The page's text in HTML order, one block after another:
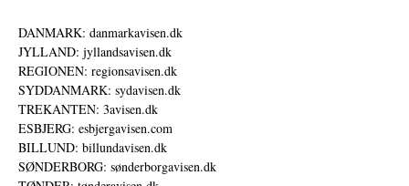
DANMARK: danmarkavisen.dk
JYLLAND: jyllandsavisen.dk
REGIONEN: regionsavisen.dk
SYDDANMARK: sydavisen.dk
TREKANTEN: 3avisen.dk
ESBJERG: esbjergavisen.com
BILLUND: billundavisen.dk
SØNDERBORG: sønderborgavisen.dk